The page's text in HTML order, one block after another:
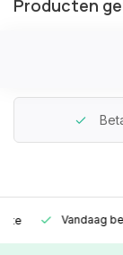
Producten
Vandaag